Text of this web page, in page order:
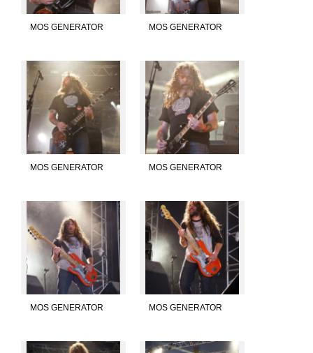
MOS GENERATOR MOS GENERATOR
MOS GENERATOR MOS GENERATOR
MOS GENERATOR MOS GENERATOR